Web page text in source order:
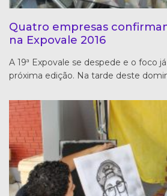
Quatro empresas
na Expovale 2016
A 19ª Expovale se despede e o foco
próxima edição. Na tarde deste